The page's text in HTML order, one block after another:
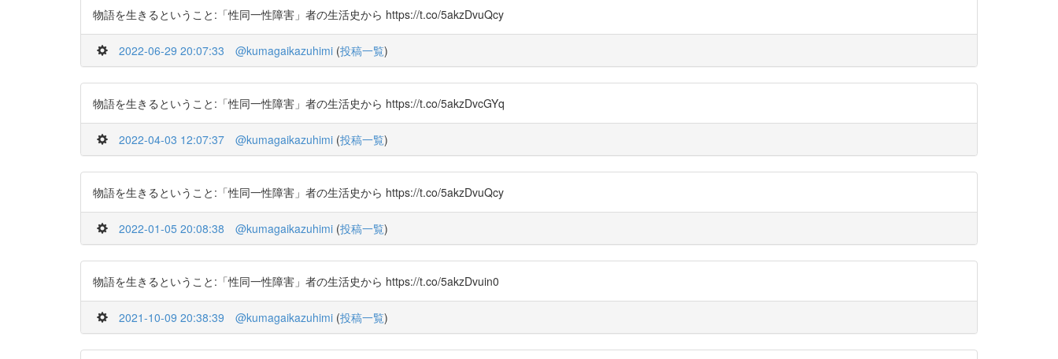
物語を生きるということ:「性同一性障害」者の生活史から https://t.co/5akzDvuQcy
2022-06-29 20:07:33 @kumagaikazuhimi (投稿一覧)
物語を生きるということ:「性同一性障害」者の生活史から https://t.co/5akzDvcGYq
2022-04-03 12:07:37 @kumagaikazuhimi (投稿一覧)
物語を生きるということ:「性同一性障害」者の生活史から https://t.co/5akzDvuQcy
2022-01-05 20:08:38 @kumagaikazuhimi (投稿一覧)
物語を生きるということ:「性同一性障害」者の生活史から https://t.co/5akzDvuin0
2021-10-09 20:38:39 @kumagaikazuhimi (投稿一覧)